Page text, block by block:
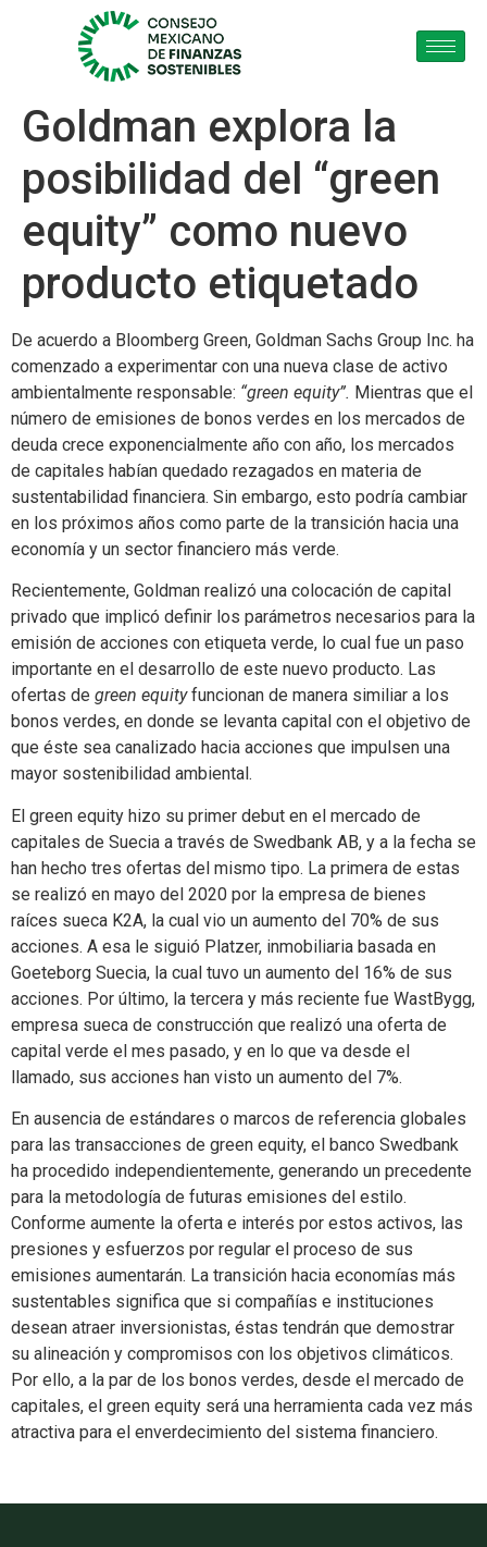
Goldman explora la
posibilidad del “green
equity” como nuevo
producto etiquetado
De acuerdo a Bloomberg Green, Goldman Sachs Group Inc. ha
comenzado a experimentar con una nueva clase de activo
ambientalmente responsable: “green equity”. Mientras que el
número de emisiones de bonos verdes en los mercados de
deuda crece exponencialmente año con año, los mercados
de capitales habían quedado rezagados en materia de
sustentabilidad financiera. Sin embargo, esto podría cambiar
en los próximos años como parte de la transición hacia una
economía y un sector financiero más verde.
Recientemente, Goldman realizó una colocación de capital
privado que implicó definir los parámetros necesarios para la
emisión de acciones con etiqueta verde, lo cual fue un paso
importante en el desarrollo de este nuevo producto. Las
ofertas de green equityfuncionan de manera similiar a los
bonos verdes, en donde se levanta capital con el objetivo de
que éste sea canalizado hacia acciones que impulsen una
mayor sostenibilidad ambiental.
El green equity hizo su primer debut en el mercado de
capitales de Suecia a través de Swedbank AB, y a la fecha se
han hecho tres ofertas del mismo tipo. La primera de estas
se realizó en mayo del 2020 por la empresa de bienes
raíces sueca K2A, la cual vio un aumento del 70% de sus
acciones. A esa le siguió Platzer, inmobiliaria basada en
Goeteborg Suecia, la cual tuvo un aumento del 16% de sus
acciones. Por último, la tercera y más reciente fue WastBygg,
empresa sueca de construcción que realizó una oferta de
capital verde el mes pasado, y en lo que va desde el
llamado, sus acciones han visto un aumento del 7%.
En ausencia de estándares o marcos de referencia globales
para las transacciones de green equity, el banco Swedbank
ha procedido independientemente, generando un precedente
para la metodología de futuras emisiones del estilo.
Conforme aumente la oferta e interés por estos activos, las
presiones y esfuerzos por regular el proceso de sus
emisiones aumentarán. La transición hacia economías más
sustentables significa que si compañías e instituciones
desean atraer inversionistas, éstas tendrán que demostrar
su alineación y compromisos con los objetivos climáticos.
Por ello, a la par de los bonos verdes, desde el mercado de
capitales, el green equity será una herramienta cada vez más
atractiva para el enverdecimiento del sistema financiero.